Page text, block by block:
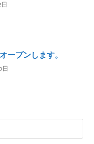
ープンします。
日